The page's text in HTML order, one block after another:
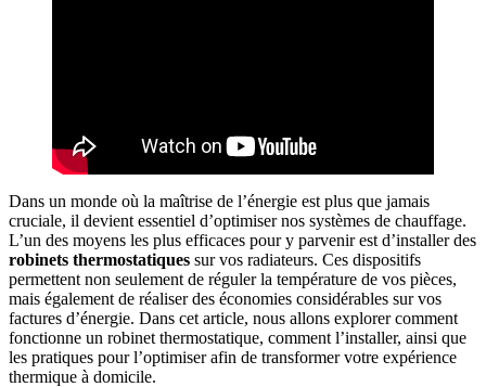
Dans un monde où la maîtrise de l’énergie est plus que jamais
cruciale, il devient essentiel d’optimiser nos systèmes de chauffage.
L’un des moyens les plus efficaces pour y parvenir est d’installer des
robinets thermostatiques sur vos radiateurs. Ces dispositifs
permettent non seulement de réguler la température de vos pièces,
mais également de réaliser des économies considérables sur vos
factures d’énergie. Dans cet article, nous allons explorer comment
fonctionne un robinet thermostatique, comment l’installer, ainsi que
les pratiques pour l’optimiser afin de transformer votre expérience
thermique à domicile.